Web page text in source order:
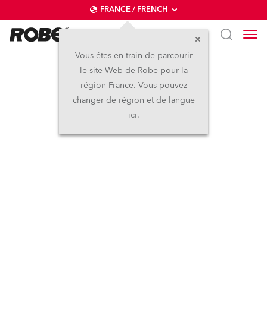
FRANCE / FRENCH
Vous êtes en train de parcourir
le site Web de Robe pour la
région France. Vous pouvez
changer de région et de langue
ici.